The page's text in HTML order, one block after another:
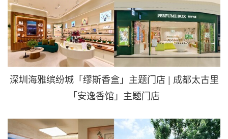
深圳海雅缤纷城「缪斯香盒」主题门店 | 成都太古里
「安逸香馆」主题门店